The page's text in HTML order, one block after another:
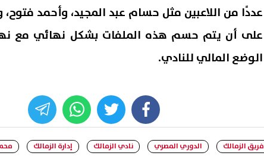
عددًا من اللاعبين مثل حسام عبد المجيد، وأحمد
على أن يتم حسم هذه الملفات بشكل نهائي مع
الوضع المالي للنادي.
facebook
twitter
whats
فريق الزمالك الدوري المصري نادي الزمالك إدارة الزمالك